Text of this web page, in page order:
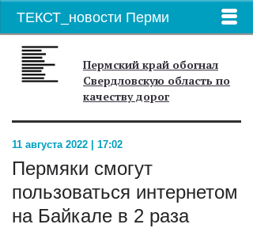
ТЕКСТ_новости Перми
Пермский край обогнал
Свердловскую область по
качеству дорог
11 августа 2022 | 17:02
Пермяки смогут
пользоваться интернетом
на Байкале в 2 раза